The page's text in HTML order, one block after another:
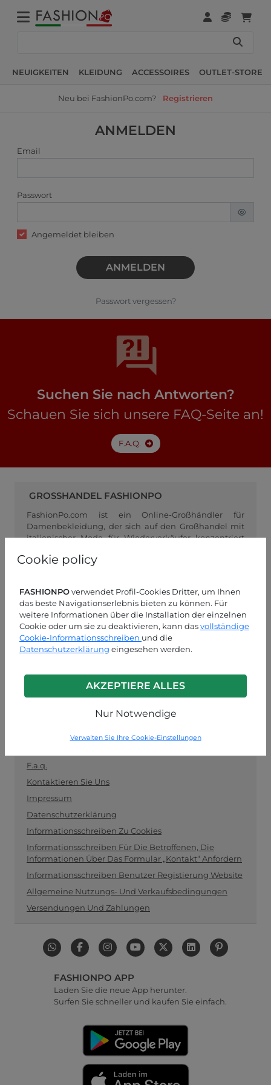
Cookie policy
FASHIONPOverwendet Profil-Cookies Dritter, um Ihnen
das beste Navigationserlebnis bieten zu können. Für
weitere Informationen über die Installation der einzelnen
Cookie oder um sie zu deaktivieren, kann dasvollständige
Cookie-Informationsschreiben und die
Datenschutzerklärung eingesehen werden.
AKZEPTIERE ALLES
Nur Notwendige
Verwalten Sie Ihre Cookie-Einstellungen
NEUIGKEITEN KLEIDUNG ACCESSOIRES OUTLET-STORE
Neu bei FashionPo.com? Registrieren
ANMELDEN
Email
Passwort
Angemeldet bleiben
ANMELDEN
Passwort vergessen?
Suchen Sie nach Antworten?
Schauen Sie sich unsere FAQ-Seite an!
F.A.Q.
GROSSHANDEL FASHIONPO
FashionPo.com ist ein Online-Großhändler für
Damenbekleidung, der sich auf den Großhandel mit
italienischer Mode für Wiederverkäufer konzentriert
Herstellern fungiert. Bleiben Sie auf dem Laufenden
KUNDENDIENST
MON-FRE 09:00-13:00 / 14:00-18:00
info@fashionpo.de
INFO LINK
F.a.q.
Kontaktieren Sie Uns
Impressum
Datenschutzerklärung
Informationsschreiben Zu Cookies
Informationsschreiben Für Die Betroffenen, Die
Informationen Über Das Formular „Kontakt“ Anfordern
Informationsschreiben Benutzer Registierung Website
Allgemeine Nutzungs- Und Verkaufsbedingungen
Versendungen Und Zahlungen
FASHIONPO APP
Laden Sie die neue App herunter.
Surfen Sie schneller und kaufen Sie einfach.